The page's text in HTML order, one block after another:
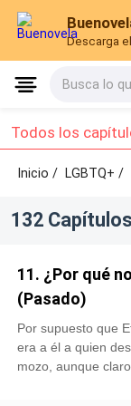
Descarga
Busca lo
Inicio / LGBTQ+/
132 Capítulos
11. ¿Por qué
(Pasado)
Por supuesto que
era a él a quien
mozo, aunque
momento solo